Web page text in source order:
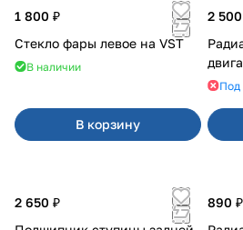
1 800 ₽
Стекло фары левое на VST
В наличии
В корзину
2
Под
2 650 ₽
890 ₽